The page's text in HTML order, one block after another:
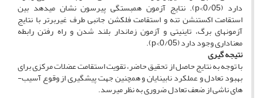
دارد (0/05>p). نتایج آزمون همبستگی پیرسون نشان می­دهد بین
استقامت اکستنشن تنه و استقامت فلکشن جانبی طرف غیربرتر با نتایج
آزمون­های برگ، تاینیتی و آزمون زماندار بلند شدن و راه رفتن رابطه
معناداری وجود دارد (0/05>p).
نتیجه­ گیری
با توجه به نتایج حاصل از تحقیق حاضر، تقویت استقامت عضلات مرکزی برای
بهبود تعادل و عملکرد نابینایان و همچنین جهت پیشگیری از وقوع آسیب­
های ناشی از ضعف تعادل ضروری به نظر می­رسد.